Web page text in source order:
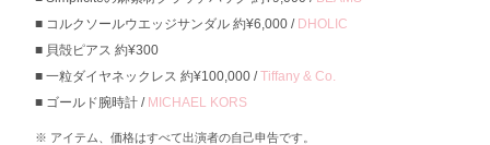
コルクソールウエッジサンダル 約¥6,000 / DHOLIC
貝殻ピアス 約¥300
一粒ダイヤネックレス 約¥100,000 /Tiffany & Co.
ゴールド腕時計 / MICHAEL KORS
アイテム、価格はすべて出演者の自己申告です。